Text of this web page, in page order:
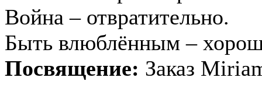
Война – отвратительно.
Быть влюблённым –
Посвящение: Заказ